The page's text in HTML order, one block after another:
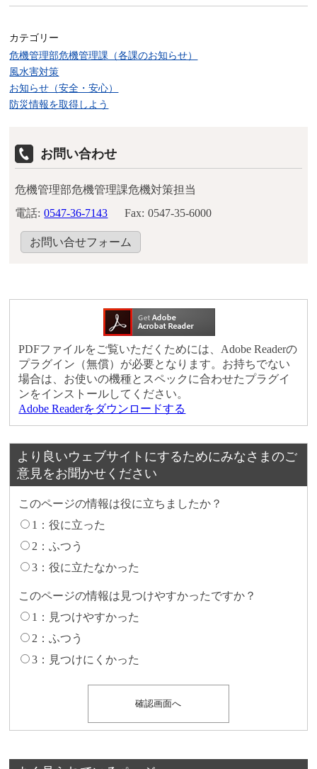
カテゴリー
危機管理部危機管理課（各課のお知らせ）
風水害対策
お知らせ（安全・安心）
防災情報を取得しよう
お問い合わせ
危機管理部危機管理課危機対策担当
電話: 0547-36-7143 Fax: 0547-35-6000
お問い合せフォーム
PDFファイルをご覧いただくためには、Adobe Readerの
プラグイン（無償）が必要となります。お持ちでない
場合は、お使いの機種とスペックに合わせたプラグイ
ンをインストールしてください。
Adobe Readerをダウンロードする
より良いウェブサイトにするためにみなさまのご
意見をお聞かせください
このページの情報は役に立ちましたか？
1：役に立った
2：ふつう
3：役に立たなかった
このページの情報は見つけやすかったですか？
1：見つけやすかった
2：ふつう
3：見つけにくかった